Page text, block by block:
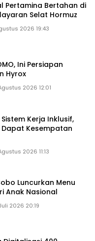
Pertamina Bertahan di
Selat Hormuz
2026 19:43
Ini Persiapan
Hyrox
2026 12:01
Kerja Inklusif,
Kesempatan
2026 11:13
Luncurkan Menu
Anak Nasional
2026 20:19